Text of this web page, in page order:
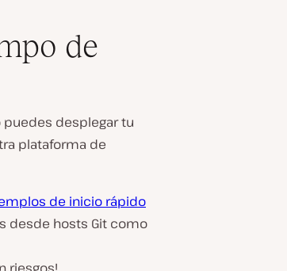
de
desplegar tu
plataforma de
de inicio rápido
desde hosts Git como